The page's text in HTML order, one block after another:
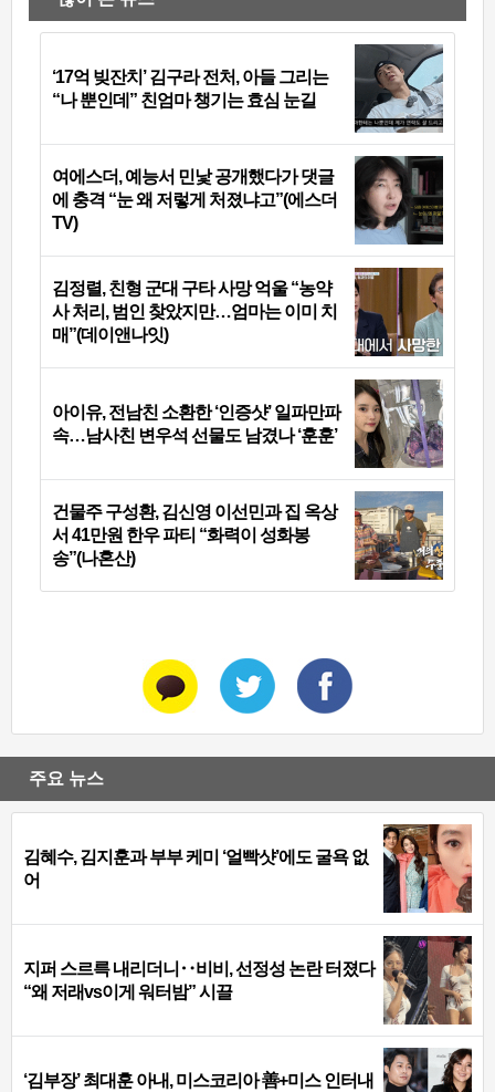
‘17억 빚잔치’ 김구라 전처, 아들 그리는
“나 뿐인데” 친엄마 챙기는 효심 눈길
여에스더, 예능서 민낯 공개했다가 댓글
에 충격 “눈 왜 저렇게 처졌냐고”(에스더
TV)
김정렬, 친형 군대 구타 사망 억울 “농약
사 처리, 범인 찾았지만…엄마는 이미 치
매”(데이앤나잇)
아이유, 전남친 소환한 ‘인증샷’ 일파만파
속…남사친 변우석 선물도 남겼나 ‘훈훈’
건물주 구성환, 김신영 이선민과 집 옥상
서 41만원 한우 파티 “화력이 성화봉
송”(나혼산)
주요 뉴스
김혜수, 김지훈과 부부 케미 ‘얼빡샷’에도 굴욕 없
어
지퍼 스르륵 내리더니‥비비, 선정성 논란 터졌다
“왜 저래vs이게 워터밤” 시끌
‘김부장’ 최대훈 아내, 미스코리아 善+미스 인터내